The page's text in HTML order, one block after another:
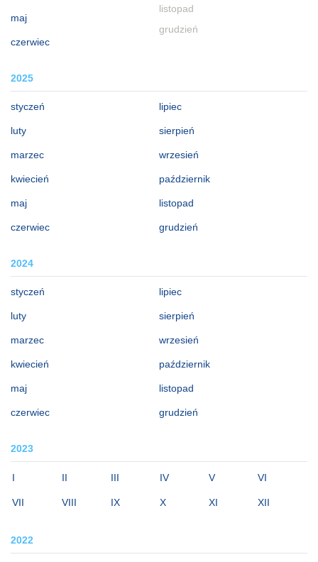
maj
czerwiec
listopad
grudzień
2025
styczeń
luty
marzec
kwiecień
maj
czerwiec
lipiec
sierpień
wrzesień
październik
listopad
grudzień
2024
styczeń
luty
marzec
kwiecień
maj
czerwiec
lipiec
sierpień
wrzesień
październik
listopad
grudzień
2023
I II III IV V VI
VII VIII IX X XI XII
2022